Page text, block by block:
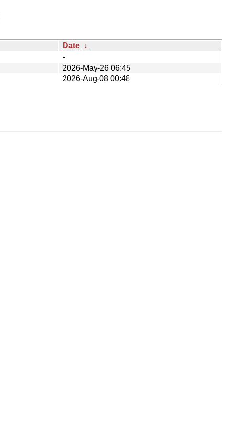
Date ↓
-
2026-May-26 06:45
2026-Aug-08 00:48